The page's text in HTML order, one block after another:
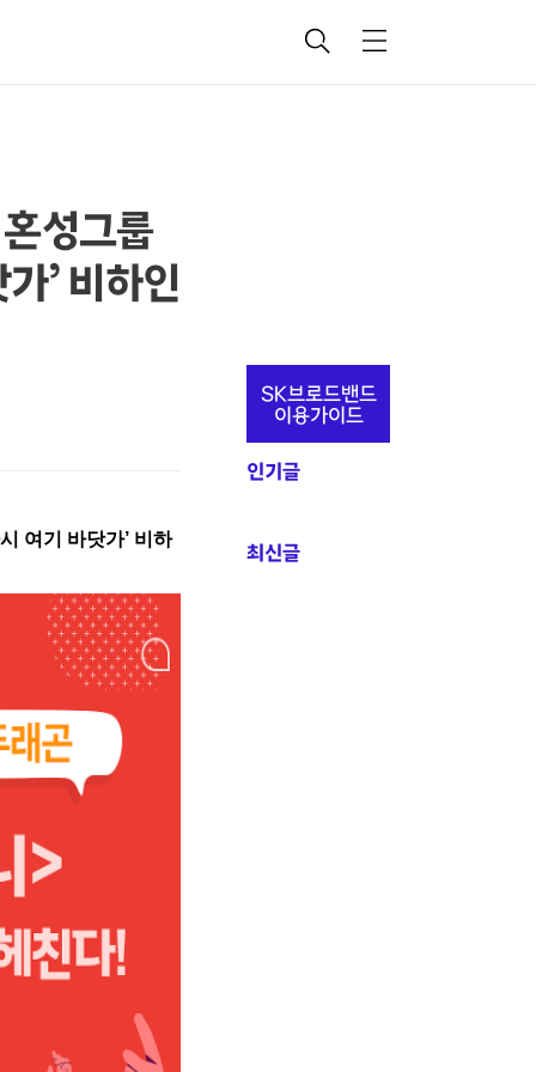
검
메
성그룹
’ 비하인
여기 바닷가’ 비하
추
정
보
SK브로드밴드
이용가이드
인기글
최신글